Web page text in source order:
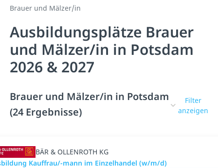
Brauer und Mälzer/in
Ausbildungsplätze Brauer
und Mälzer/in in Potsdam
2026 & 2027
Brauer und Mälzer/in in Potsdam
(24 Ergebnisse)
Filter
anzeigen
BÄR & OLLENROTH KG
Kauffrau/-mann im Einzelhandel (w/m/d)